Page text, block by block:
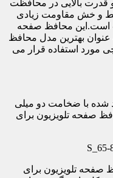
قدرت بالایی در محافظت
خط و خش مقاومت زیادی
است.این محافظ صفحه
بهترین مدل محافظ
برای نمایشگرهای 55 اینچی مورد استفاده قرار می
شده با ضخامت دو میلی
صفحه تلویزیون برای
صفحه تلویزیون برای